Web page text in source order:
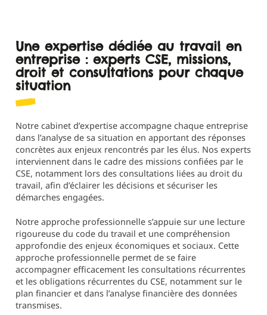
Une expertise dédiée au travail en
entreprise : experts CSE, missions,
droit et consultations pour chaque
situation
Notre cabinet d’expertise accompagne chaque entreprise
dans l’analyse de sa situation en apportant des réponses
concrètes aux enjeux rencontrés par les élus. Nos experts
interviennent dans le cadre des missions confiées par le
CSE, notamment lors des consultations liées au droit du
travail, afin d’éclairer les décisions et sécuriser les
démarches engagées.
Notre approche professionnelle s’appuie sur une lecture
rigoureuse du code du travail et une compréhension
approfondie des enjeux économiques et sociaux. Cette
approche professionnelle permet de se faire
accompagner efficacement les consultations récurrentes
et les obligations récurrentes du CSE, notamment sur le
plan financier et dans l’analyse financière des données
transmises.